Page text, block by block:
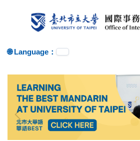
內
🌐 Language：